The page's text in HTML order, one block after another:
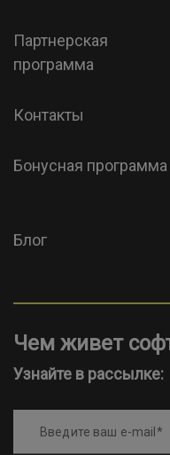
Партнерская
программа
Контакты
Бонусная программа
Блог
Чем живет
Узнайте в рассылке:
Введите ваш e-mail